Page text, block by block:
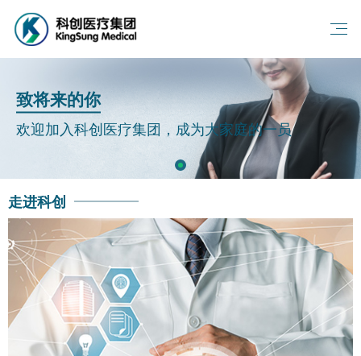
致将来的你
欢迎加入科创医疗集团，成为大家庭的一员
走进科创